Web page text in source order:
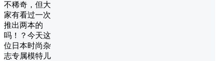
不稀奇，但大
家有看过一次
推出两本的
吗！？今天这
位日本时尚杂
志专属模特儿